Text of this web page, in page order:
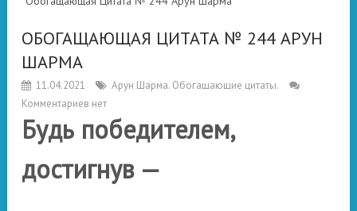
ОБОГАЩАЮЩАЯ ЦИТАТА № 244 АРУН
ШАРМА
11.04.2021
Арун Шарма. Обогащающие цитаты.
Комментариев нет
Будь победителем,
достигнув —